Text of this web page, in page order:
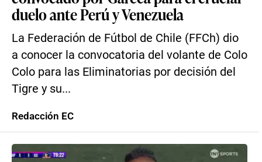
duelo ante Perú y Venezuela
La Federación de Fútbol de Chile (FFCh) dio
a conocer la convocatoria del volante de Colo
Colo para las Eliminatorias por decisión del
Tigre y su...
Redacción EC